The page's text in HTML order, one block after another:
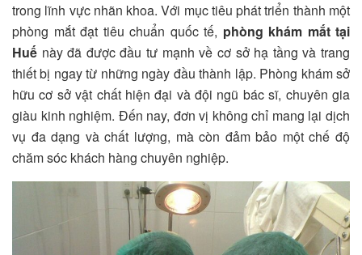
trong lĩnh vực nhãn khoa. Với mục tiêu phát triển thành một
phòng mắt đạt tiêu chuẩn quốc tế, phòng khám mắt tại
Huế này đã được đầu tư mạnh về cơ sở hạ tầng và trang
thiết bị ngay từ những ngày đầu thành lập. Phòng khám sở
hữu cơ sở vật chất hiện đại và đội ngũ bác sĩ, chuyên gia
giàu kinh nghiệm. Đến nay, đơn vị không chỉ mang lại dịch
vụ đa dạng và chất lượng, mà còn đảm bảo một chế độ
chăm sóc khách hàng chuyên nghiệp.